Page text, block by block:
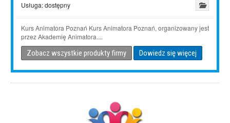
Usługa:dostępny
Kurs Animatora Poznań Kurs Animatora Poznań, organizowany jest
przez Akademię Animatora....
Zobacz wszystkie produkty firmy Dowiedz się więcej